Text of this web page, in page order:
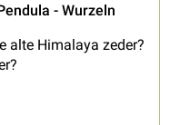
- Wurzeln
alte Himalaya zeder?